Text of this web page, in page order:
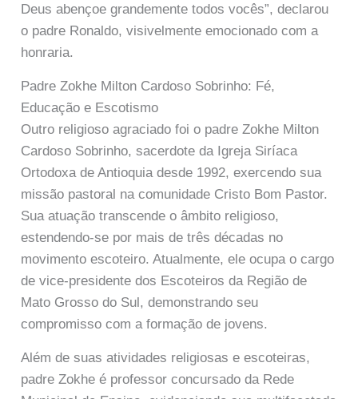
Deus abençoe grandemente todos vocês”, declarou
o padre Ronaldo, visivelmente emocionado com a
honraria.
Padre Zokhe Milton Cardoso Sobrinho: Fé,
Educação e Escotismo
Outro religioso agraciado foi o padre Zokhe Milton
Cardoso Sobrinho, sacerdote da Igreja Siríaca
Ortodoxa de Antioquia desde 1992, exercendo sua
missão pastoral na comunidade Cristo Bom Pastor.
Sua atuação transcende o âmbito religioso,
estendendo-se por mais de três décadas no
movimento escoteiro. Atualmente, ele ocupa o cargo
de vice-presidente dos Escoteiros da Região de
Mato Grosso do Sul, demonstrando seu
compromisso com a formação de jovens.
Além de suas atividades religiosas e escoteiras,
padre Zokhe é professor concursado da Rede